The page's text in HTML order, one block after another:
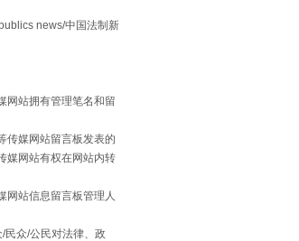
news/中国法制新
网站拥有管理笔名和留
传媒网站留言板发表的
媒网站有权在网站内转
网站信息留言板管理人
民众/公民对法律、政